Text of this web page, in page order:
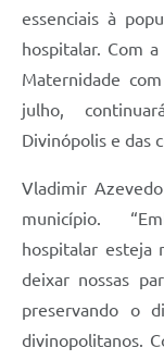
essenciais à
hospitalar. Com
Maternidade
julho,
Divinópolis e das
Vladimir
município.
hospitalar esteja
deixar nossas
preservando o
divinopolitanos.